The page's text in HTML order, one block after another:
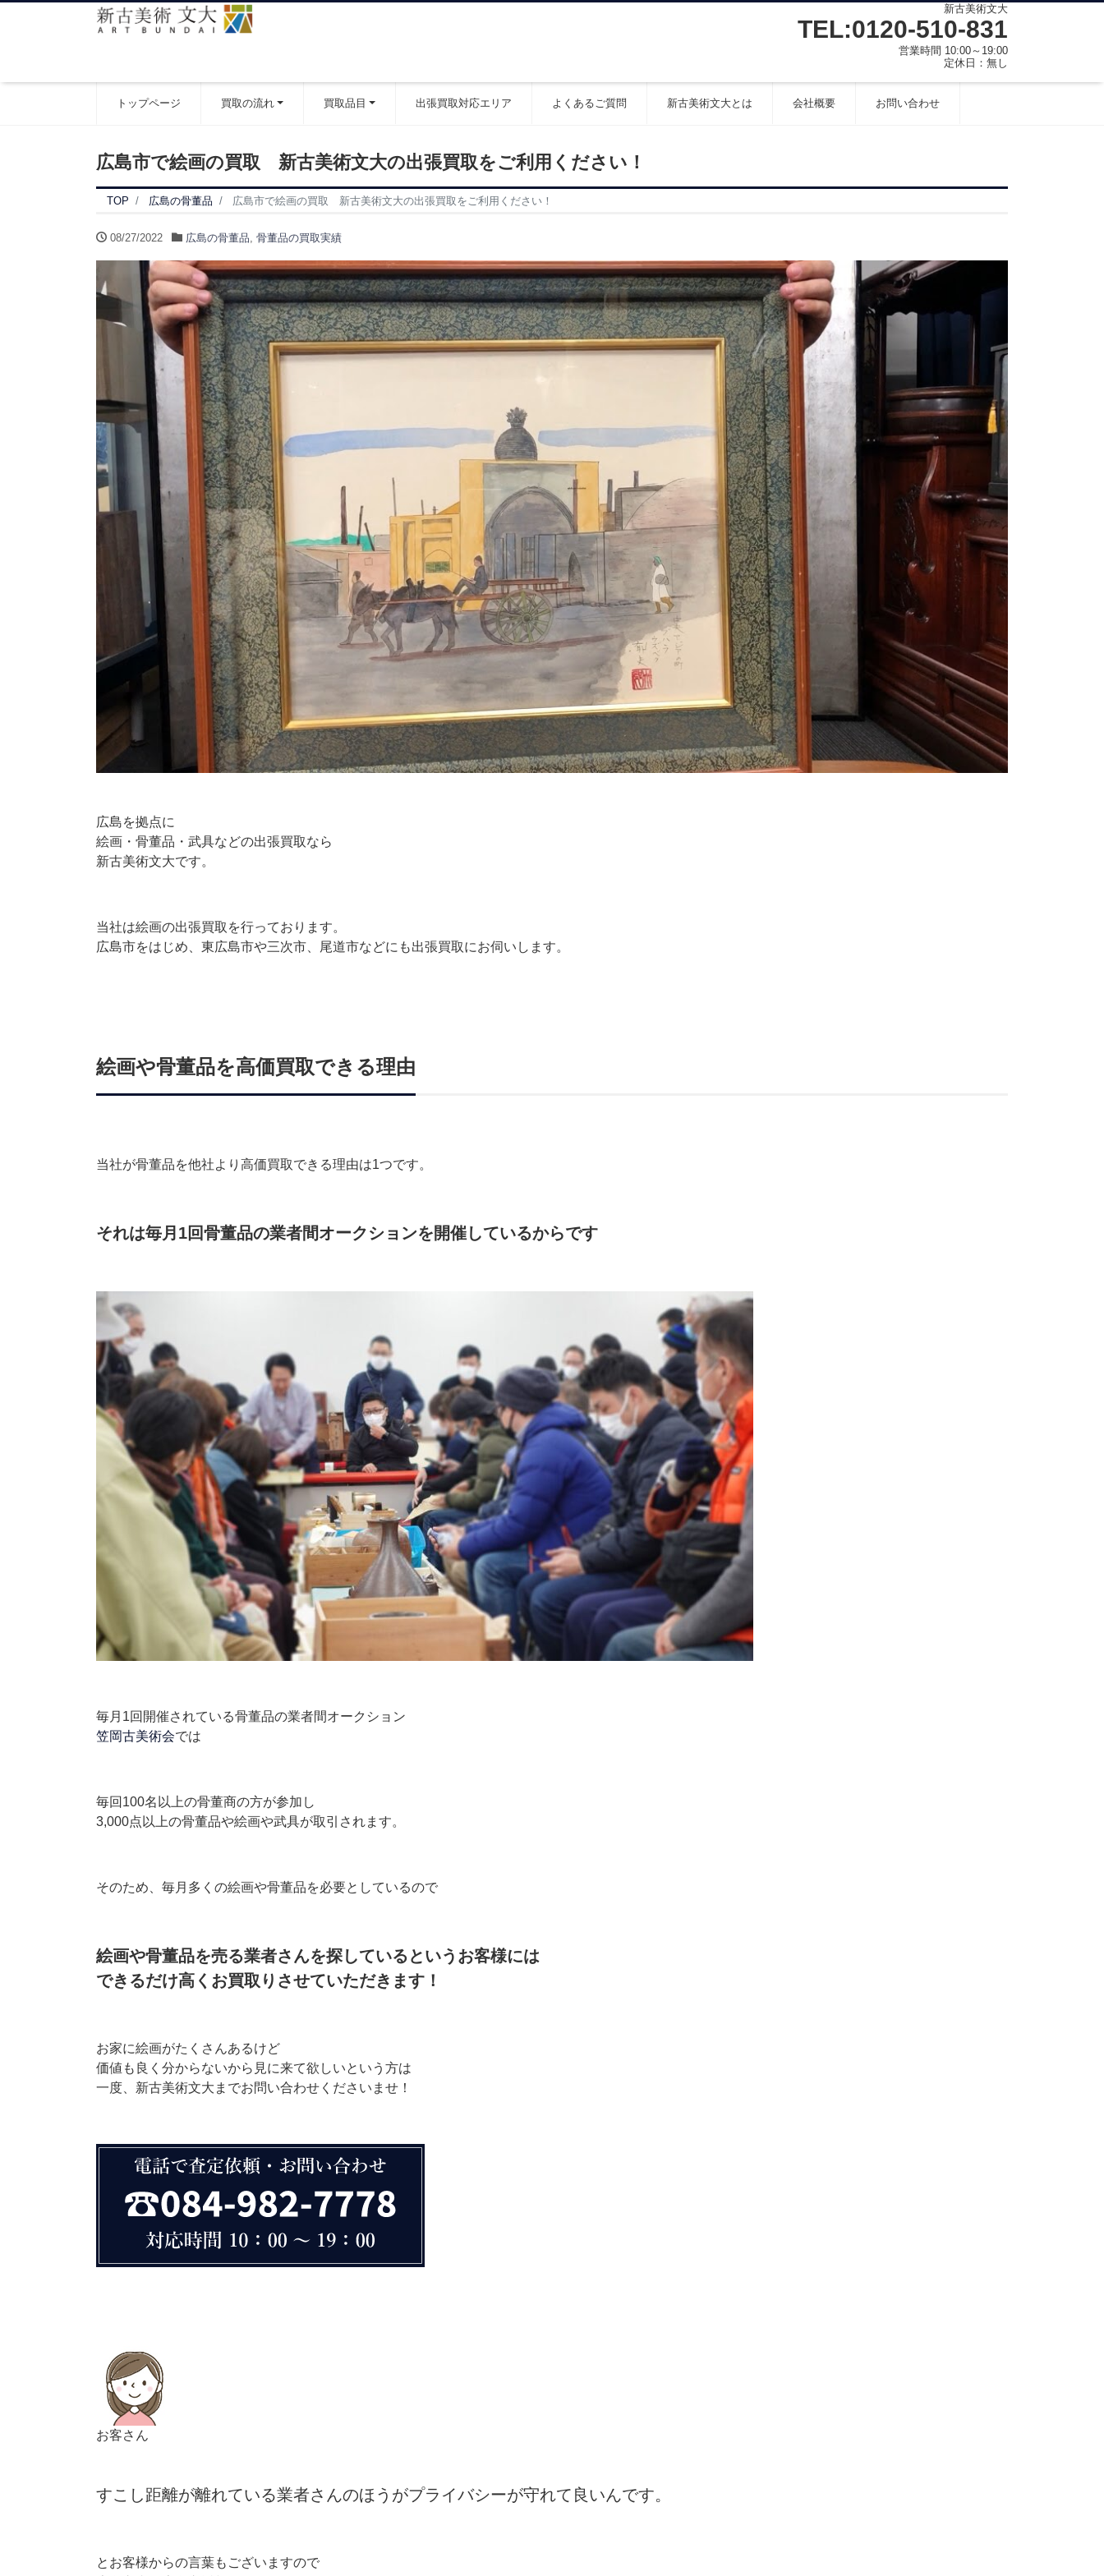
新古美術文大
TEL:0120-510-831
営業時間 10:00～19:00
定休日：無し
トップページ 買取の流れ 買取品目 出張買取対応エリア よくあるご質問 新古美術文大とは 会社概要 お問い合わせ
広島市で絵画の買取 新古美術文大の出張買取をご利用ください！
TOP 広島の骨董品 広島市で絵画の買取 新古美術文大の出張買取をご利用ください！
08/27/2022 広島の骨董品, 骨董品の買取実績
広島を拠点に
絵画・骨董品・武具などの出張買取なら
新古美術文大です。
当社は絵画の出張買取を行っております。
広島市をはじめ、東広島市や三次市、尾道市などにも出張買取にお伺いします。
絵画や骨董品を高価買取できる理由
当社が骨董品を他社より高価買取できる理由は1つです。
それは毎月1回骨董品の業者間オークションを開催しているからです
毎月1回開催されている骨董品の業者間オークション
笠岡古美術会では
毎回100名以上の骨董商の方が参加し
3,000点以上の骨董品や絵画や武具が取引されます。
そのため、毎月多くの絵画や骨董品を必要としているので
絵画や骨董品を売る業者さんを探しているというお客様には
できるだけ高くお買取りさせていただきます！
お家に絵画がたくさんあるけど
価値も良く分からないから見に来て欲しいという方は
一度、新古美術文大までお問い合わせくださいませ！
お客さん
すこし距離が離れている業者さんのほうがプライバシーが守れて良いんです。
とお客様からの言葉もございますので